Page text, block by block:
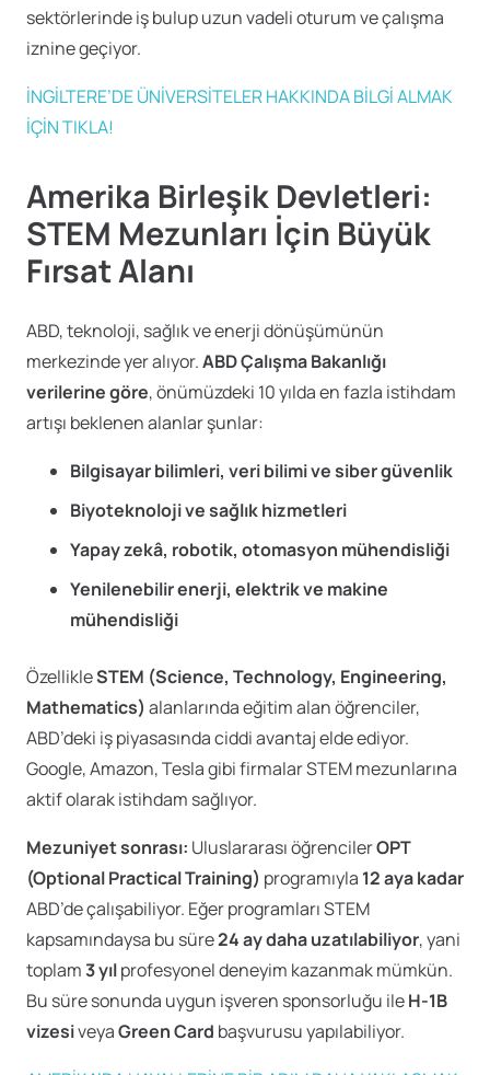
sektörlerinde iş bulup uzun vadeli oturum ve çalışma
iznine geçiyor.
İNGİLTERE’DE ÜNİVERSİTELER HAKKINDA BİLGİ ALMAK
İÇİN TIKLA!
Amerika Birleşik Devletleri:
STEM Mezunları İçin Büyük
Fırsat Alanı
ABD, teknoloji, sağlık ve enerji dönüşümünün
merkezinde yer alıyor.ABD Çalışma Bakanlığı
verilerine göre, önümüzdeki 10 yılda en fazla istihdam
artışı beklenen alanlar şunlar:
Bilgisayar bilimleri, veri bilimi ve siber güvenlik
Biyoteknoloji ve sağlık hizmetleri
Yapay zekâ, robotik, otomasyon mühendisliği
Yenilenebilir enerji, elektrik ve makine
mühendisliği
ÖzellikleSTEM (Science, Technology, Engineering,
Mathematics) alanlarında eğitim alan öğrenciler,
ABD’deki iş piyasasında ciddi avantaj elde ediyor.
Google, Amazon, Tesla gibi firmalar STEM mezunlarına
aktif olarak istihdam sağlıyor.
Mezuniyet sonrası: Uluslararası öğrencilerOPT
(Optional Practical Training) programıyla 12 aya kadar
ABD’de çalışabiliyor. Eğer programları STEM
kapsamındaysa bu süre24 ay daha uzatılabiliyor, yani
toplam3 yılprofesyonel deneyim kazanmak mümkün.
Bu süre sonunda uygun işveren sponsorluğu ileH-1B
vizesiveyaGreen Card başvurusu yapılabiliyor.